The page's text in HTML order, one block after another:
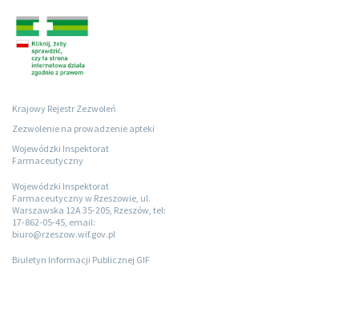
Krajowy Rejestr Zezwoleń
Zezwolenie na prowadzenie apteki
Wojewódzki Inspektorat
Farmaceutyczny
Wojewódzki Inspektorat
Farmaceutyczny w Rzeszowie, ul.
Warszawska 12A 35-205, Rzeszów, tel:
17-862-05-45, email:
biuro@rzeszow.wif.gov.pl
Biuletyn Informacji Publicznej GIF